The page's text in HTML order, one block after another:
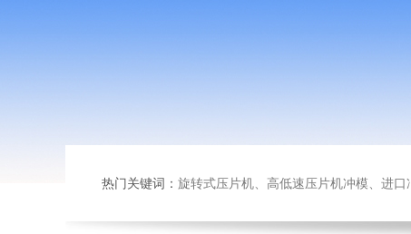
热门关键词： 旋转式压片机、高低速压片机冲模、进